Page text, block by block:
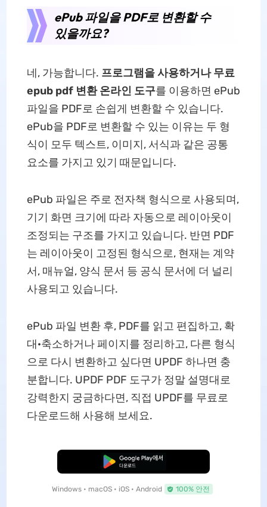
ePub 파일을 PDF로 변환할 수
있을까요?
네, 가능합니다. 프로그램을 사용하거나 무료
epub pdf 변환 온라인 도구를 이용하면 ePub
파일을 PDF로 손쉽게 변환할 수 있습니다.
ePub을 PDF로 변환할 수 있는 이유는 두 형
식이 모두 텍스트, 이미지, 서식과 같은 공통
요소를 가지고 있기 때문입니다.
ePub 파일은 주로 전자책 형식으로 사용되며,
기기 화면 크기에 따라 자동으로 레이아웃이
조정되는 구조를 가지고 있습니다. 반면 PDF
는 레이아웃이 고정된 형식으로, 현재는 계약
서, 매뉴얼, 양식 문서 등 공식 문서에 더 널리
사용되고 있습니다.
ePub 파일 변환 후, PDF를 읽고 편집하고, 확
대·축소하거나 페이지를 정리하고, 다른 형식
으로 다시 변환하고 싶다면 UPDF 하나면 충
분합니다. UPDF PDF 도구가 정말 설명대로
강력한지 궁금하다면, 직접 UPDF를 무료로
다운로드해 사용해 보세요.
무료로 다운로드
Windows • macOS • iOS • Android 100% 안전